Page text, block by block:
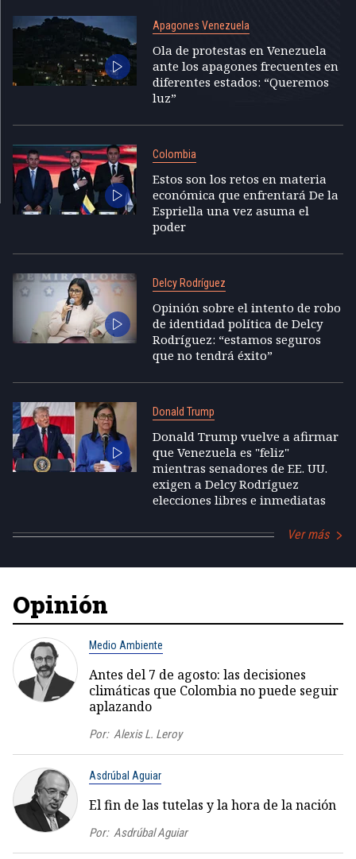
Apagones Venezuela
Ola de protestas en Venezuela
ante los apagones frecuentes en
diferentes estados: “Queremos
luz”
Colombia
Estos son los retos en materia
económica que enfrentará De la
Espriella una vez asuma el
poder
Delcy Rodríguez
Opinión sobre el intento de robo
de identidad política de Delcy
Rodríguez: “estamos seguros
que no tendrá éxito”
Donald Trump
Donald Trump vuelve a afirmar
que Venezuela es "feliz"
mientras senadores de EE. UU.
exigen a Delcy Rodríguez
elecciones libres e inmediatas
Ver más
Opinión
Medio Ambiente
Antes del 7 de agosto: las decisiones
climáticas que Colombia no puede seguir
aplazando
Por: Alexis L. Leroy
Asdrúbal Aguiar
El fin de las tutelas y la hora de la nación
Por: Asdrúbal Aguiar